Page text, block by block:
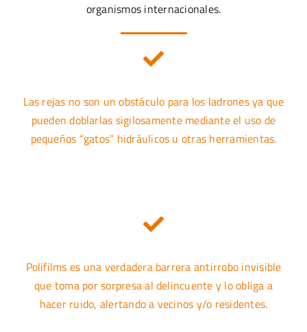
organismos internacionales.
Las rejas no son un obstáculo para los ladrones ya que
pueden doblarlas sigilosamente mediante el uso de
pequeños “gatos” hidráulicos u otras herramientas.
Polifilms es una verdadera barrera antirrobo invisible
que toma por sorpresa al delincuente y lo obliga a
hacer ruido, alertando a vecinos y/o residentes.